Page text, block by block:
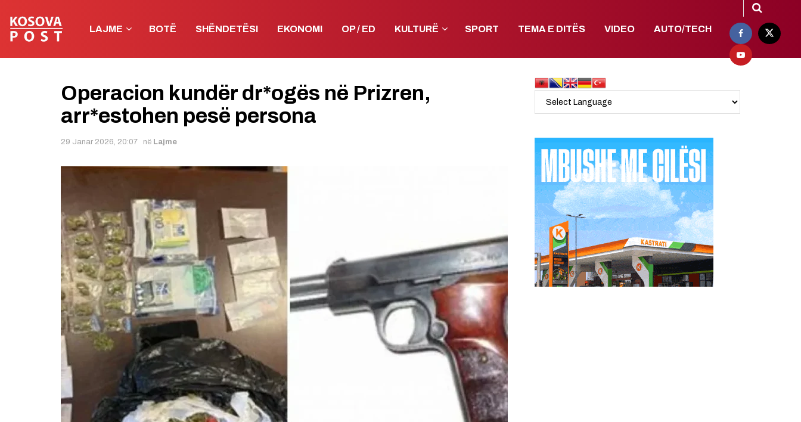
LAJME BOTË SHËNDETËSI EKONOMI OP / ED KULTURË SPORT TEMA E DITËS VIDEO AUTO/TECH
Operacion kundër dr*ogës në Prizren,
arr*estohen pesë persona
29 Janar 2026, 20:07 në Lajme